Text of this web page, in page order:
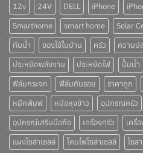
12v 24V DELL iPhone
Smarthome
smart home Solar
กันน้ำ
ของใช้ในบ้าน ครัว ความป
ประหยัดพลังงาน
ประหยัดไฟ ปั๊มน้ำ
ฟิล์มกระจก
ฟิล์มกันรอย ราคาถูก
หมึกพิมพ์
หม้อหุงข้าว อุปกรณ์ครัว
อุปกรณ์เสริมมือถือ
เครื่องครัว เครื่
แผงโซล่าเซลล์
โคมไฟโซล่าเซลล์ โซล